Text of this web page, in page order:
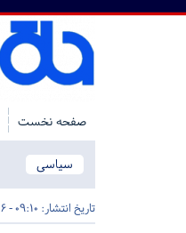
صفحه نخست
سیاسی
تاریخ انتشار: 09:10 - 16 فروردین 1401